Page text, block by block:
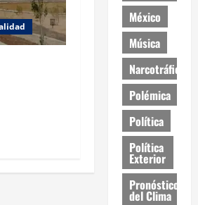
México
Música
Narcotráfico
Polémica
Política
Política
Exterior
Pronóstico
del Clima